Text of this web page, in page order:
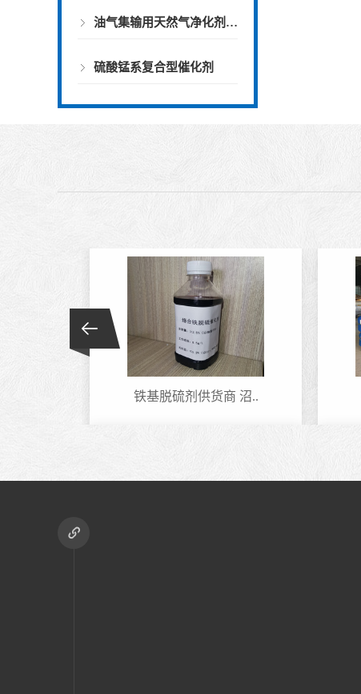
油气集输用天然气净化剂螯合物类脱硫剂
硫酸锰系复合型催化剂
铁基脱硫剂供货商 沼..